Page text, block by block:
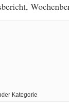
Kategorie